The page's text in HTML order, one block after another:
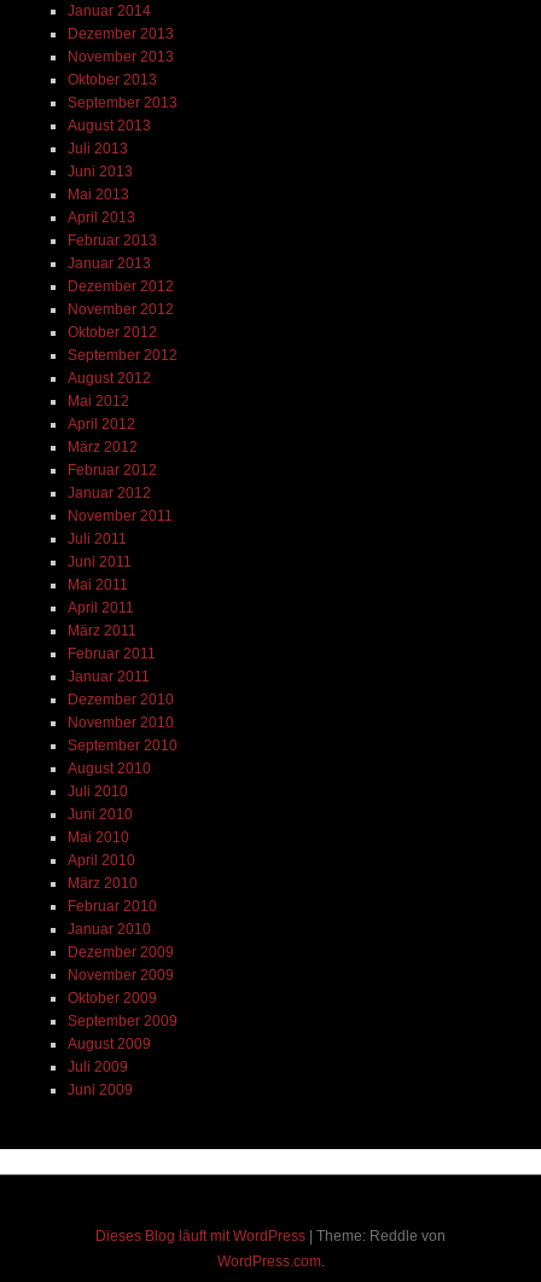
Januar 2014
Dezember 2013
November 2013
Oktober 2013
September 2013
August 2013
Juli 2013
Juni 2013
Mai 2013
April 2013
Februar 2013
Januar 2013
Dezember 2012
November 2012
Oktober 2012
September 2012
August 2012
Mai 2012
April 2012
März 2012
Februar 2012
Januar 2012
November 2011
Juli 2011
Juni 2011
Mai 2011
April 2011
März 2011
Februar 2011
Januar 2011
Dezember 2010
November 2010
September 2010
August 2010
Juli 2010
Juni 2010
Mai 2010
April 2010
März 2010
Februar 2010
Januar 2010
Dezember 2009
November 2009
Oktober 2009
September 2009
August 2009
Juli 2009
Juni 2009
Dieses Blog läuft mit WordPress
Theme: Reddle von
WordPress.com.